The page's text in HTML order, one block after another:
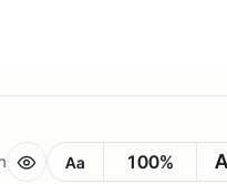
Aa 100%